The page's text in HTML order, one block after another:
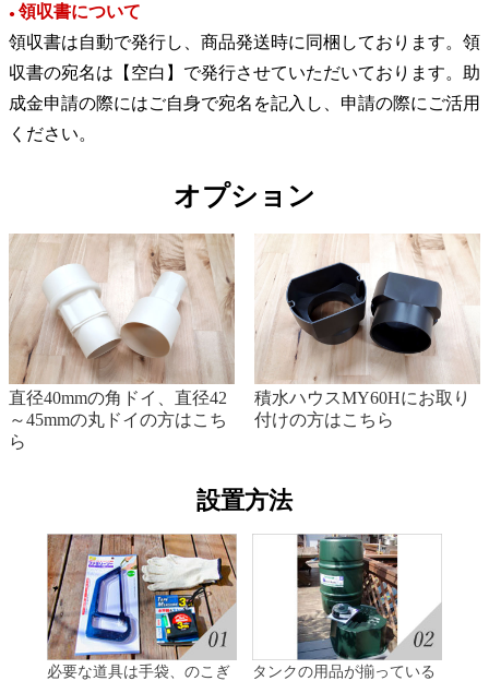
● 領収書について
領収書は自動で発行し、商品発送時に同梱しております。領
収書の宛名は【空白】で発行させていただいております。助
成金申請の際にはご自身で宛名を記入し、申請の際にご活用
ください。
オプション
直径40mmの角ドイ、直径42
～45mmの丸ドイの方はこち
ら
積水ハウスMY60Hにお取り
付けの方はこちら
設置方法
必要な道具は手袋、のこぎ
タンクの用品が揃っている